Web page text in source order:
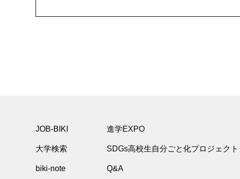
JOB-BIKI
大学検索
biki-note
進学EXPO
SDGs高校生自分ごと化プロジェクト
Q&A